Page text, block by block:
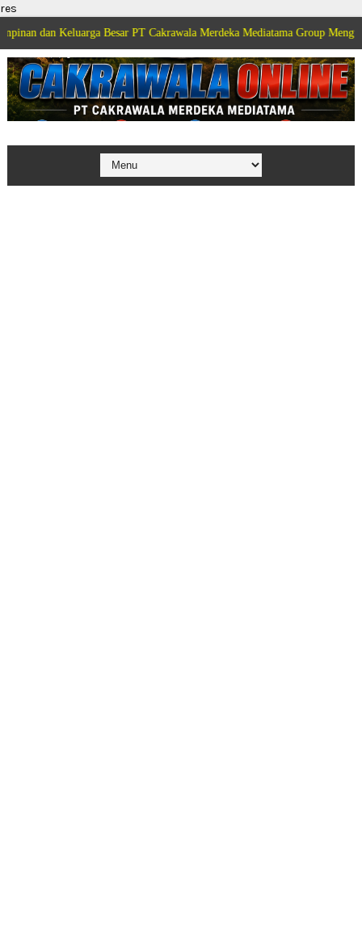
res
Keluarga Besar PT Cakrawala Merdeka Mediatama Group Mengucapkan